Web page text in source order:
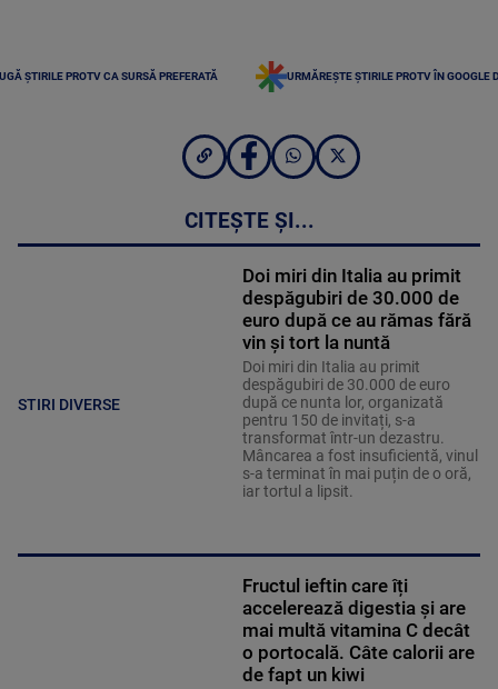
ȘTIRILE PROTV CA SURSĂ PREFERATĂ URMĂREȘTE ȘTIRILE PROTV ÎN GOOGLE
CITEȘTE ȘI...
STIRI DIVERSE
Doi miri din Italia au primit
despăgubiri de 30.000 de
euro după ce au rămas fără
vin și tort la nuntă
Doi miri din Italia au primit
despăgubiri de 30.000 de euro
după ce nunta lor, organizată
pentru 150 de invitați, s-a
transformat într-un dezastru.
Mâncarea a fost insuficientă, vinul
s-a terminat în mai puțin de o oră,
iar tortul a lipsit.
Fructul ieftin care îți
accelerează digestia și are
mai multă vitamina C decât
o portocală. Câte calorii are
de fapt un kiwi